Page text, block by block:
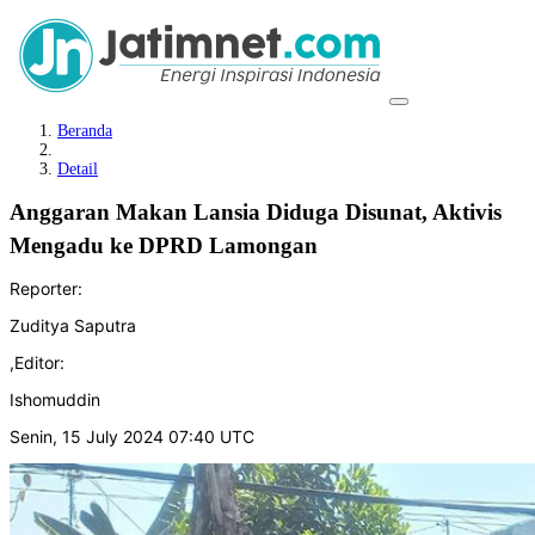
Beranda
Detail
Anggaran Makan Lansia Diduga Disunat, Aktivis
Mengadu ke DPRD Lamongan
Reporter:
Zuditya Saputra
,Editor:
Ishomuddin
Senin, 15 July 2024 07:40 UTC